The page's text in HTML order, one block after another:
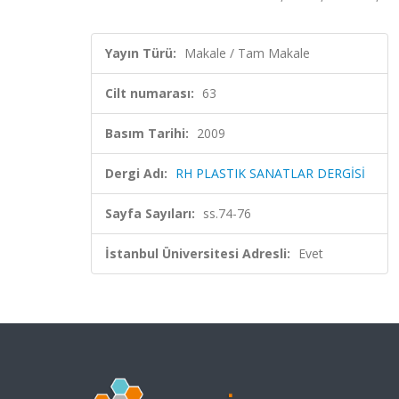
Yayın Türü: Makale / Tam Makale
Cilt numarası: 63
Basım Tarihi: 2009
Dergi Adı: RH PLASTIK SANATLAR DERGİSİ
Sayfa Sayıları: ss.74-76
İstanbul Üniversitesi Adresli: Evet